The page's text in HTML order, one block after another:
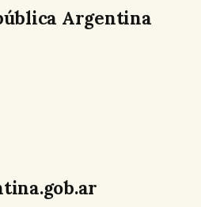
Argentina